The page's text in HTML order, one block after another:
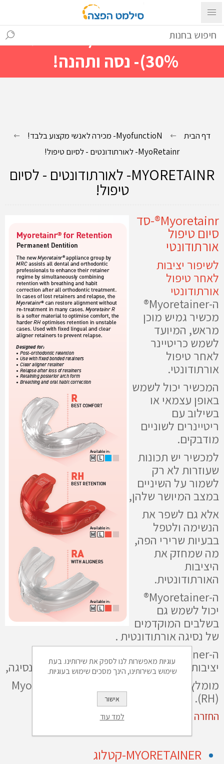
עם ההתחברות ניתן לראות מייד
מחירים מיוחדים(הנחות עד
30%)- נסה ותהנה!
דף הבית
MyofunctioN- מכירה לאנשי מקצוע בלבד!
MyoRetainr- לאורתודונטים - לסיום טיפול!
MYORETAINR- לאורתודונטים - לסיום
טיפול!
Myoretainr®-סד
סיום טיפול
אורתודונטי
לשיפור יציבות
לאחר טיפול
אורתודונטי
ה-Myoretainer®
מכשיר גמיש מוכן
מראש, המיועד
לשמש כריטיינר
לאחר טיפול
אורתודונטי.
המכשיר יכול לשמש
באופן עצמאי או
בשילוב עם
ריטיינרים לשוניים
מודבקים.
למכשיר יש תכונות
שעוזרות לא רק
לשמור על השיניים
במצב המיושר שלהן,
אלא גם לשפר את
הנשימה ולטפל
בבעיות שרירי הפה,
מה שמחזק את
היציבות
האורתודונטית.
ה-Myoretainer®
יכול לשמש גם
בשלבים המוקדמים
של נסיגה אורתודונטית .
ה-Myoretainer® מותאם לנוחות, אך עבור
יציבות יותר עמידה אצל מטופלים הנוטים לנסיגה,
מומלץ להשתמש במכשיר Myoretainer® Hard
(RH).
החזרה תוך 14 יום ורק באריזה מקורית
MYORETAINER-קטלוג
עוגיות מאפשרות לנו לספק את שירותינו. בעת
שימוש בשירותינו, הינך מסכים שימוש בעוגיות.
אישור
למד עוד